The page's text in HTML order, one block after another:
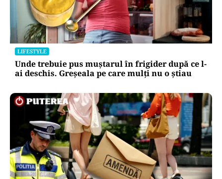
LIFESTYLE
Unde trebuie pus muștarul în frigider după ce l-
ai deschis. Greșeala pe care mulți nu o știau